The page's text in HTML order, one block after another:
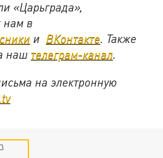
«Царьграда»,
нам в
и ВКонтакте. Также
наш телеграм-канал.
на электронную